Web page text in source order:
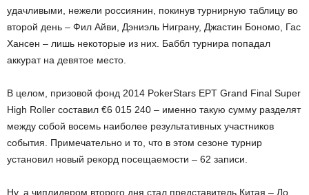
удачливыми, нежели россиянин, покинув турнирную таблицу во
второй день – Фил Айви, Дэниэль Ниграну, Джастин Бономо, Гас
Хансен – лишь некоторые из них. Баббл турнира попадал
аккурат на девятое место.
В целом, призовой фонд 2014 PokerStars EPT Grand Final Super
High Roller составил €6 015 240 – именно такую сумму разделят
между собой восемь наиболее результативных участников
события. Примечательно и то, что в этом сезоне турнир
установил новый рекорд посещаемости – 62 записи.
Ну, а чиплидером второго дня стал представитель Китая – Ло